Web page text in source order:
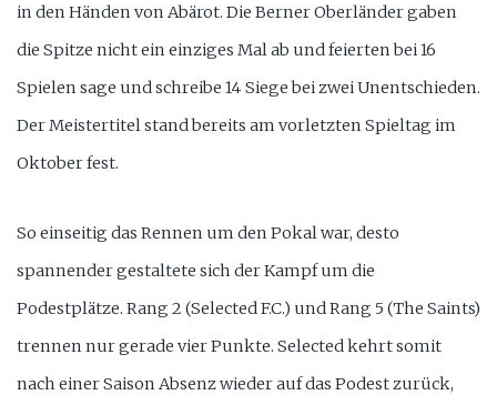
in den Händen von Abärot. Die Berner Oberländer gaben
die Spitze nicht ein einziges Mal ab und feierten bei 16
Spielen sage und schreibe 14 Siege bei zwei Unentschieden.
Der Meistertitel stand bereits am vorletzten Spieltag im
Oktober fest.
So einseitig das Rennen um den Pokal war, desto
spannender gestaltete sich der Kampf um die
Podestplätze. Rang 2 (Selected F.C.) und Rang 5 (The Saints)
trennen nur gerade vier Punkte. Selected kehrt somit
nach einer Saison Absenz wieder auf das Podest zurück,